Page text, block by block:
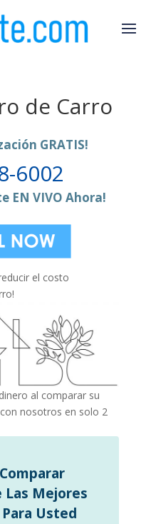
de Carro
GRATIS!
6002
EN VIVO Ahora!
el costo
al comparar su
nosotros en solo 2
Las Mejores
Usted